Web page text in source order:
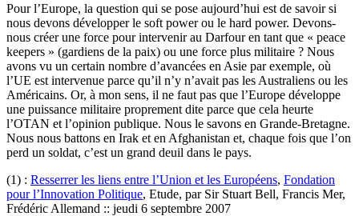
Pour l’Europe, la question qui se pose aujourd’hui est de savoir si
nous devons développer le soft power ou le hard power. Devons-
nous créer une force pour intervenir au Darfour en tant que « peace
keepers » (gardiens de la paix) ou une force plus militaire ? Nous
avons vu un certain nombre d’avancées en Asie par exemple, où
l’UE est intervenue parce qu’il n’y n’avait pas les Australiens ou les
Américains. Or, à mon sens, il ne faut pas que l’Europe développe
une puissance militaire proprement dite parce que cela heurte
l’OTAN et l’opinion publique. Nous le savons en Grande-Bretagne.
Nous nous battons en Irak et en Afghanistan et, chaque fois que l’on
perd un soldat, c’est un grand deuil dans le pays.
(1) : Resserrer les liens entre l’Union et les Européens, Fondation
pour l’Innovation Politique, Etude, par Sir Stuart Bell, Francis Mer,
Frédéric Allemand :: jeudi 6 septembre 2007